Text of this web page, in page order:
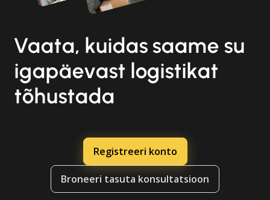
Vaata, kuidas saame su
igapäevast logistikat
tõhustada
Registreeri konto
Broneeri tasuta konsultatsioon